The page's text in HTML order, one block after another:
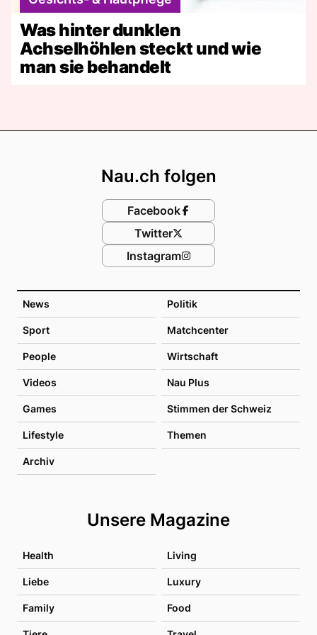
Was hinter dunklen
Achselhöhlen steckt und wie
man sie behandelt
News Politik
Sport Matchcenter
People Wirtschaft
Videos Nau Plus
Games Stimmen der Schweiz
Lifestyle Themen
Archiv
Unsere Magazine
Health Living
Liebe Luxury
Family Food
Nau.ch folgen
Facebook
Twitter
Instagram